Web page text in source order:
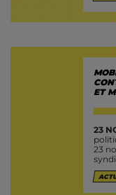
ET
23
23
les